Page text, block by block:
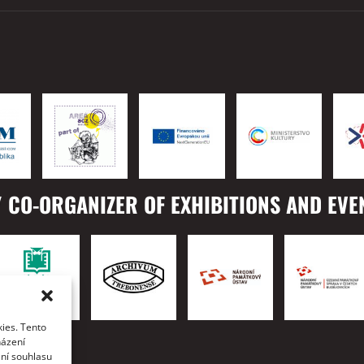
Tento
souhlasu
ORGANIZER OF EXHIBITIONS AND